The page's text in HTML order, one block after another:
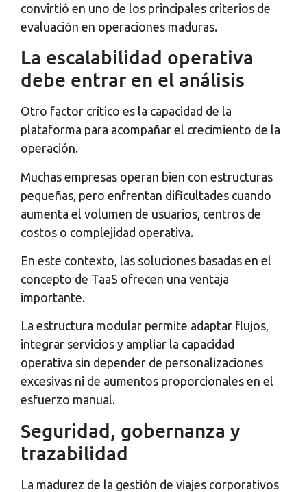
convirtió en uno de los principales criterios de
evaluación en operaciones maduras.
La escalabilidad operativa
debe entrar en el análisis
Otro factor crítico es la capacidad de la
plataforma para acompañar el crecimiento de la
operación.
Muchas empresas operan bien con estructuras
pequeñas, pero enfrentan dificultades cuando
aumenta el volumen de usuarios, centros de
costos o complejidad operativa.
En este contexto, las soluciones basadas en el
concepto de TaaS ofrecen una ventaja
importante.
La estructura modular permite adaptar flujos,
integrar servicios y ampliar la capacidad
operativa sin depender de personalizaciones
excesivas ni de aumentos proporcionales en el
esfuerzo manual.
Seguridad, gobernanza y
trazabilidad
La madurez de la gestión de viajes corporativos